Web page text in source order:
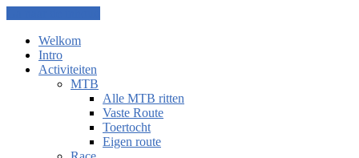
Welkom
Intro
Activiteiten
MTB
Alle MTB ritten
Vaste Route
Toertocht
Eigen route